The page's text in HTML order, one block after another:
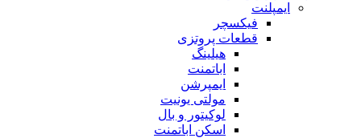
ایمپلنت
فیکسچر
قطعات پروتزی
هیلینگ
اباتمنت
ایمپرشن
مولتی یونیت
لوکیتور و بال
اسکن اباتمنت